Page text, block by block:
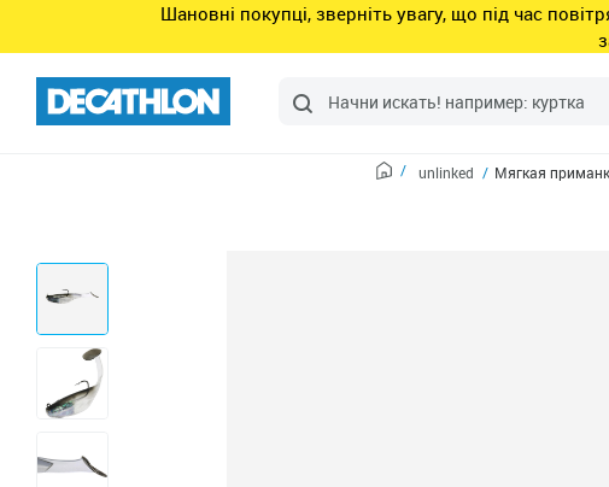
Шановні покупці, зверніть увагу, що під час
unlinked Мягкая